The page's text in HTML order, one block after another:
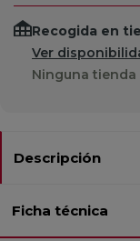
Recogida en
Ver
Ninguna
Descripción
Ficha técnica